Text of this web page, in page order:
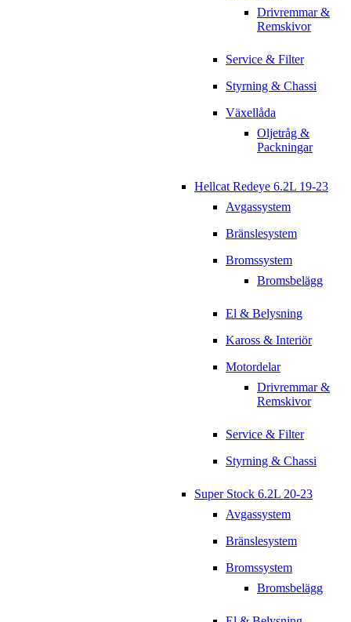
Drivremmar &
Remskivor
Service & Filter
Styrning & Chassi
Växellåda
Oljetråg &
Packningar
Hellcat Redeye 6.2L 19-23
Avgassystem
Bränslesystem
Bromssystem
Bromsbelägg
El & Belysning
Kaross & Interiör
Motordelar
Drivremmar &
Remskivor
Service & Filter
Styrning & Chassi
Super Stock 6.2L 20-23
Avgassystem
Bränslesystem
Bromssystem
Bromsbelägg